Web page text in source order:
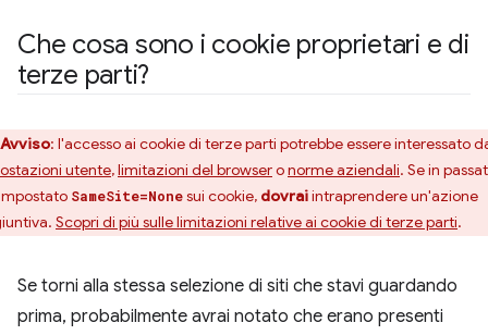
Che cosa sono i cookie proprietari e di
terze parti?
Avviso: l'accesso ai cookie di terze parti potrebbe essere interessato
utente,limitazioni del browseronorme aziendali. Se in
SameSite=Nonesui cookie, dovraiintraprendere un'azione
Scopri di più sulle limitazioni relative ai cookie di terze parti.
Se torni alla stessa selezione di siti che stavi guardando
prima, probabilmente avrai notato che erano presenti